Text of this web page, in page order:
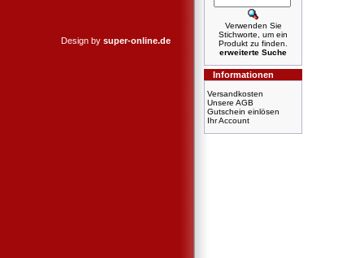
Design by super-online.de
Verwenden Sie
Stichworte, um ein
Produkt zu finden.
erweiterte Suche
Informationen
Versandkosten
Unsere AGB
Gutschein einlösen
Ihr Account